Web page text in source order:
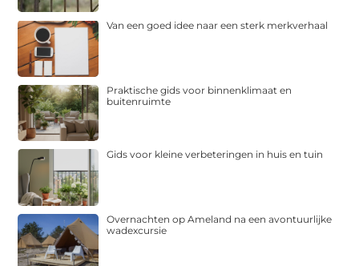
Van een goed idee naar een sterk merkverhaal
Praktische gids voor binnenklimaat en
buitenruimte
Gids voor kleine verbeteringen in huis en tuin
Overnachten op Ameland na een avontuurlijke
wadexcursie